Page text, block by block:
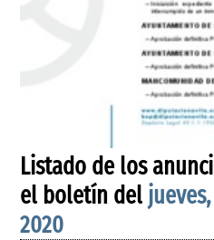
Listado de los
el boletín del
2020